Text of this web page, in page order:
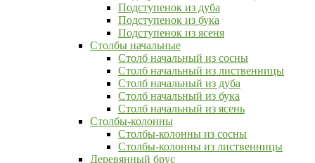
Подступенок из дуба
Подступенок из бука
Подступенок из ясеня
Столбы начальные
Столб начальный из сосны
Столб начальный из лиственницы
Столб начальный из дуба
Столб начальный из бука
Столб начальный из ясень
Столбы-колонны
Столбы-колонны из сосны
Столбы-колонны из лиственницы
Деревянный брус